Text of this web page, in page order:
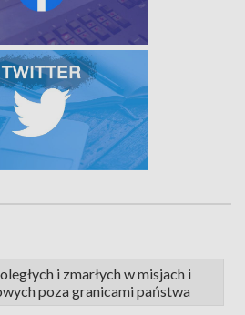
i zmarłych w misjach i
poza granicami państwa